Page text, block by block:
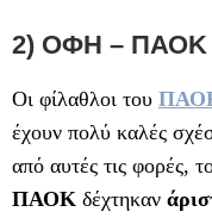
2) ΟΦΗ – ΠΑΟΚ
Οι φίλαθλοι του
έχουν πολύ καλές
από αυτές τις φορές,
ΠΑΟΚ δέχτηκαν